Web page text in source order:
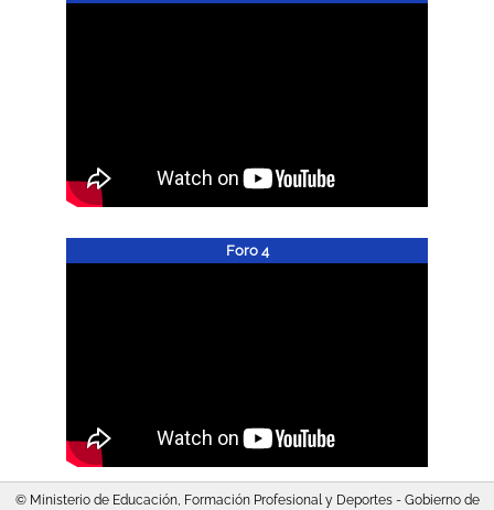
Foro 4
© Ministerio de Educación, Formación Profesional y Deportes - Gobierno de